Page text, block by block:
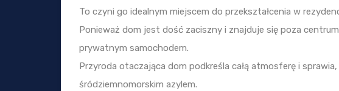
To czyni go idealnym miejscem do przekształcenia w
Ponieważ dom jest dość zaciszny i znajduje się poza
prywatnym samochodem.
Przyroda otaczająca dom podkreśla całą atmosferę i
śródziemnomorskim azylem.